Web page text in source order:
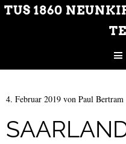
TUS 1860
4. Februar 2019 von Paul Bertram